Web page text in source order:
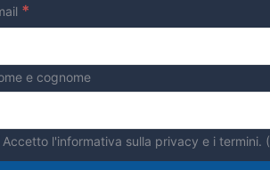
*
e cognome
Accetto l'informativa sulla privacy e i termini. (